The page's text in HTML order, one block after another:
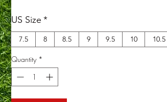
US Size *
7.5 8 8.5 9 9.5 10 10.5
Quantity *